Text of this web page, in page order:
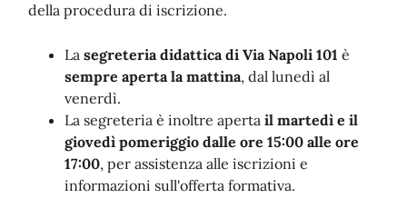
della procedura di iscrizione.
La segreteria didattica di Via Napoli 101 è
sempre aperta la mattina, dal lunedì al
venerdì.
La segreteria è inoltre aperta il martedì e il
giovedì pomeriggio dalle ore 15:00 alle ore
17:00, per assistenza alle iscrizioni e
informazioni sull'offerta formativa.